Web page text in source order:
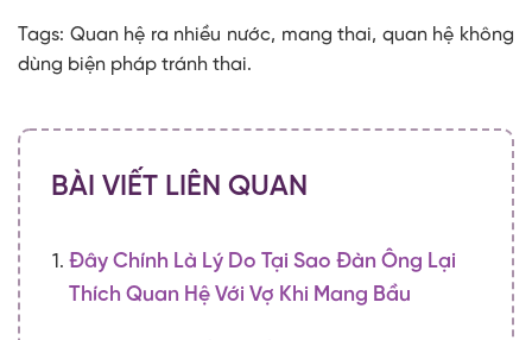
Tags: Quan hệ ra nhiều nước, mang thai, quan hệ không
dùng biện pháp tránh thai.
BÀI VIẾT LIÊN QUAN
Đây Chính Là Lý Do Tại Sao Đàn Ông Lại
Thích Quan Hệ Với Vợ Khi Mang Bầu